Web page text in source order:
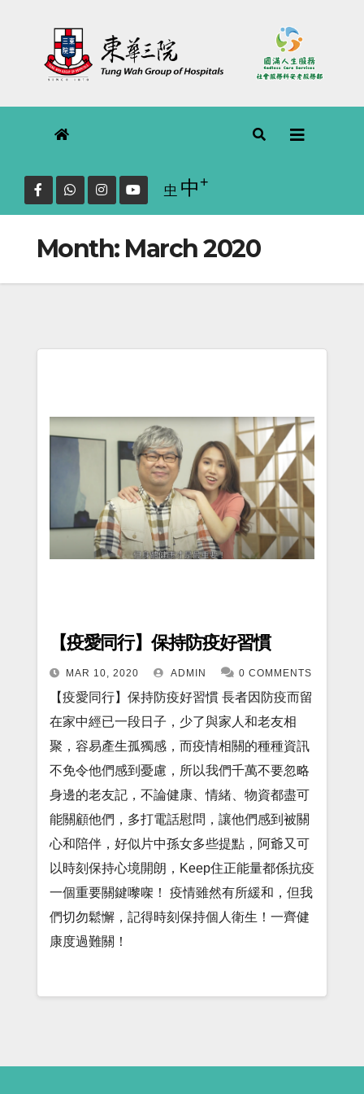
中 Reset
size.
中Increase font size.
+
Month: March 2020
【疫愛同行】保持防疫好習慣
MAR 10, 2020 ADMIN 0 COMMENTS
【疫愛同行】保持防疫好習慣 長者因防疫而留
在家中經已一段日子，少了與家人和老友相
聚，容易產生孤獨感，而疫情相關的種種資訊
不免令他們感到憂慮，所以我們千萬不要忽略
身邊的老友記，不論健康、情緒、物資都盡可
能關顧他們，多打電話慰問，讓他們感到被關
心和陪伴，好似片中孫女多些提點，阿爺又可
以時刻保持心境開朗，Keep住正能量都係抗疫
一個重要關鍵嚟㗎！ 疫情雖然有所緩和，但我
們切勿鬆懈，記得時刻保持個人衛生！一齊健
康度過難關！